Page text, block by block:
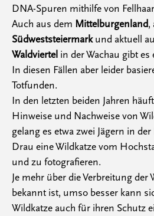
DNA-Spuren mithilfe von
Auch aus dem Mittelburgenland,
Südweststeiermarkund aktuell
Waldviertel in der Wachau gibt
In diesen Fällen aber leider
Totfunden.
In den letzten beiden Jahren
Hinweise und Nachweise von
gelang es etwa zwei Jägern in
Drau eine Wildkatze vom
und zu fotografieren.
Je mehr über die Verbreitung der
bekannt ist, umso besser kann
Wildkatze auch für ihren Schutz